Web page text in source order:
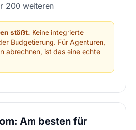
200 weiteren
stößt: Keine integrierte
Budgetierung. Für Agenturen,
abrechnen, ist das eine echte
Am besten für